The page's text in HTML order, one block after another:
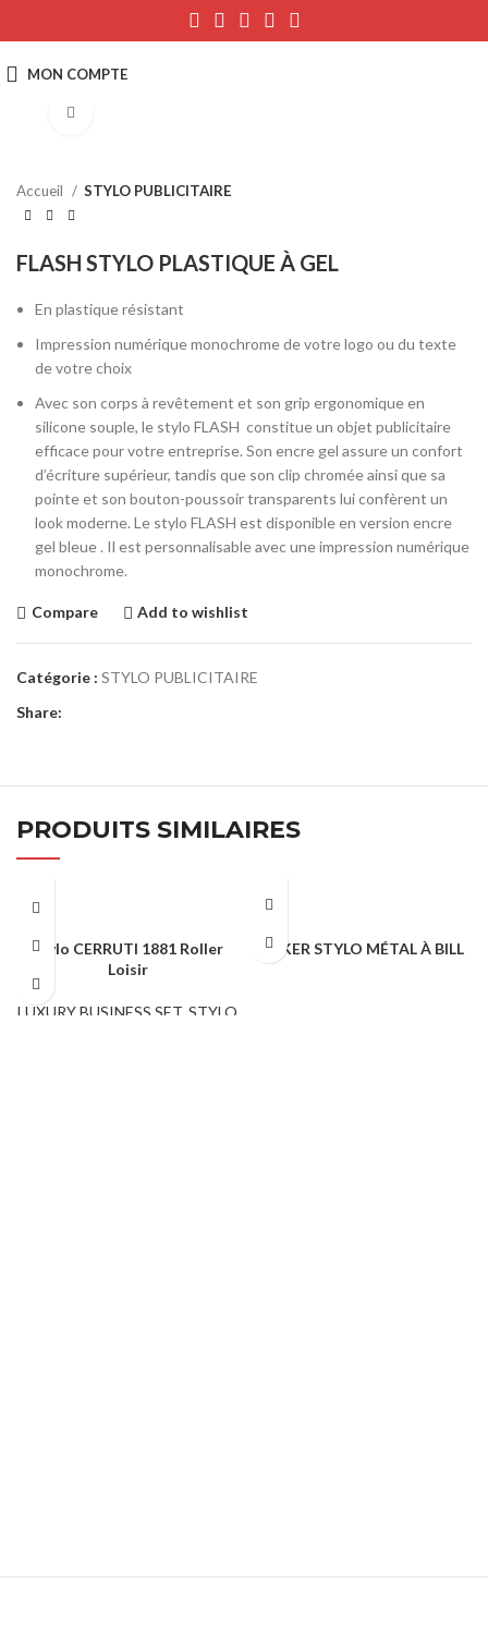
Accueil STYLO PUBLICITAIRE
FLASH STYLO PLASTIQUE À GEL
En plastique résistant
Impression numérique monochrome de votre logo ou du texte
de votre choix
Avec son corps à revêtement et son grip ergonomique en
silicone souple, le stylo FLASH constitue un objet publicitaire
efficace pour votre entreprise. Son encre gel assure un confort
d’écriture supérieur, tandis que son clip chromée ainsi que sa
pointe et son bouton-poussoir transparents lui confèrent un
look moderne. Le stylo FLASH est disponible en version encre
gel bleue . Il est personnalisable avec une impression numérique
monochrome.
Compare Add to wishlist
Catégorie : STYLO PUBLICITAIRE
Share:
PRODUITS SIMILAIRES
Stylo CERRUTI 1881 Roller
Loisir
LUXURY BUSINESS SET STYLO
SPIKER STYLO MÉTAL À BILL